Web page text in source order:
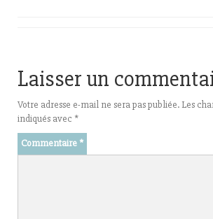
Laisser un
Votre adresse e-mail ne sera pas publiée. Les
indiqués avec *
Commentaire *